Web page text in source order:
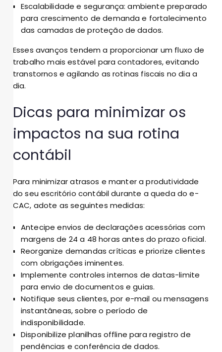
Escalabilidade e segurança: ambiente preparado
para crescimento de demanda e fortalecimento
das camadas de proteção de dados.
Esses avanços tendem a proporcionar um fluxo de
trabalho mais estável para contadores, evitando
transtornos e agilando as rotinas fiscais no dia a
dia.
Dicas para minimizar os
impactos na sua rotina
contábil
Para minimizar atrasos e manter a produtividade
do seu escritório contábil durante a queda do e-
CAC, adote as seguintes medidas:
Antecipe envios de declarações acessórias com
margens de 24 a 48 horas antes do prazo oficial.
Reorganize demandas críticas e priorize clientes
com obrigações iminentes.
Implemente controles internos de datas-limite
para envio de documentos e guias.
Notifique seus clientes, por e-mail ou mensagens
instantâneas, sobre o período de
indisponibilidade.
Disponibilize planilhas offline para registro de
pendências e conferência de dados.